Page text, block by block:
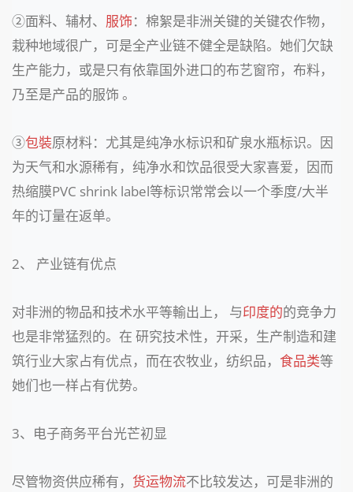
②面料、辅材、 服饰：棉絮是非洲关键的关键农作物，
栽种地域很广，可是全产业链不健全是缺陷。她们欠缺
生产能力，或是只有依靠国外进口的布艺窗帘，布料，
乃至是产品的服饰 。
③包裝原材料：尤其是纯净水标识和矿泉水瓶标识。因
为天气和水源稀有，纯净水和饮品很受大家喜爱，因而
热缩膜PVC shrink label等标识常常会以一个季度/大半
年的订量在返单。
2、 产业链有优点
对非洲的物品和技术水平等輸出上， 与印度的的竞争力
也是非常猛烈的。在 研究技术性，开采，生产制造和建
筑行业大家占有优点，而在农牧业，纺织品， 食品类等
她们也一样占有优势。
3、电子商务平台光芒初显
尽管物资供应稀有， 货运物流不比较发达，可是非洲的